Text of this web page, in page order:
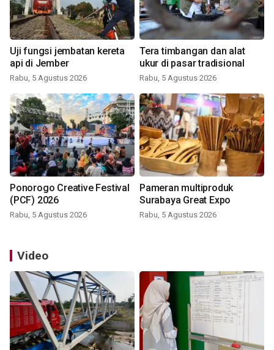
Uji fungsi jembatan kereta
api di Jember
Rabu, 5 Agustus 2026
Tera timbangan dan alat
ukur di pasar tradisional
Rabu, 5 Agustus 2026
Ponorogo Creative Festival
(PCF) 2026
Rabu, 5 Agustus 2026
Pameran multiproduk
Surabaya Great Expo
Rabu, 5 Agustus 2026
Video